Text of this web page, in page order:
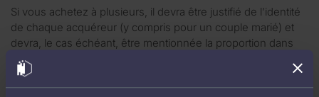
Si vous achetez à plusieurs, il devra être justifié de l’identité
de chaque acquéreur (y compris pour un couple marié) et
devra, le cas échéant, être mentionnée la proportion dans
laquelle chacun se porte acquéreur.
Si vous achetez pour le compte d’une société, il faudra en